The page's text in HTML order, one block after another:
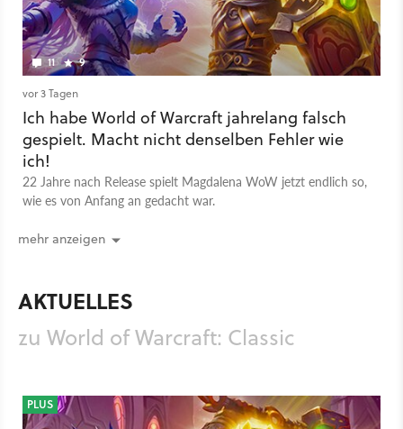
11 9
vor 3 Tagen
Ich habe World of Warcraft jahrelang falsch
gespielt. Macht nicht denselben Fehler wie
ich!
22 Jahre nach Release spielt Magdalena WoW jetzt endlich so,
wie es von Anfang an gedacht war.
mehr anzeigen
AKTUELLES
zu World of Warcraft: Classic
PLUS